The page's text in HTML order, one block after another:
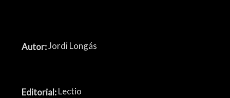
Autor:Jordi Longás
Editorial:Lectio